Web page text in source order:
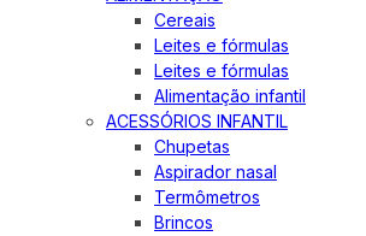
Cereais
Leites e fórmulas
Leites e fórmulas
Alimentação infantil
ACESSÓRIOS INFANTIL
Chupetas
Aspirador nasal
Termômetros
Brincos